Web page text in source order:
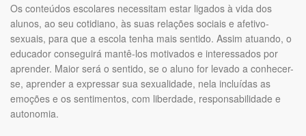
Os conteúdos escolares necessitam estar ligados à vida dos
alunos, ao seu cotidiano, às suas relações sociais e afetivo-
sexuais, para que a escola tenha mais sentido. Assim atuando, o
educador conseguirá mantê-los motivados e interessados por
aprender. Maior será o sentido, se o aluno for levado a conhecer-
se, aprender a expressar sua sexualidade, nela incluídas as
emoções e os sentimentos, com liberdade, responsabilidade e
autonomia.